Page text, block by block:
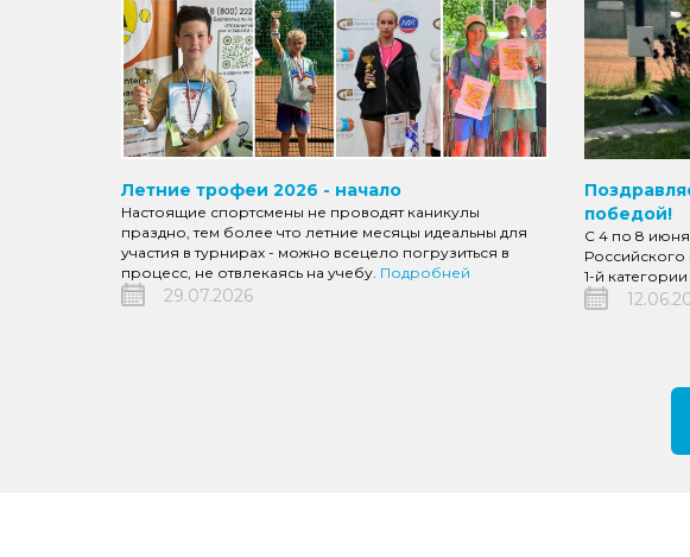
Летние трофеи 2026 - начало
Настоящие спортсмены не проводят каникулы
праздно, тем более что летние месяцы идеальны для
участия в турнирах - можно всецело погрузиться в
процесс, не отвлекаясь на учебу. Подробней
29.07.2026
победой!
С 4 по 8 июня
Российского
1-й